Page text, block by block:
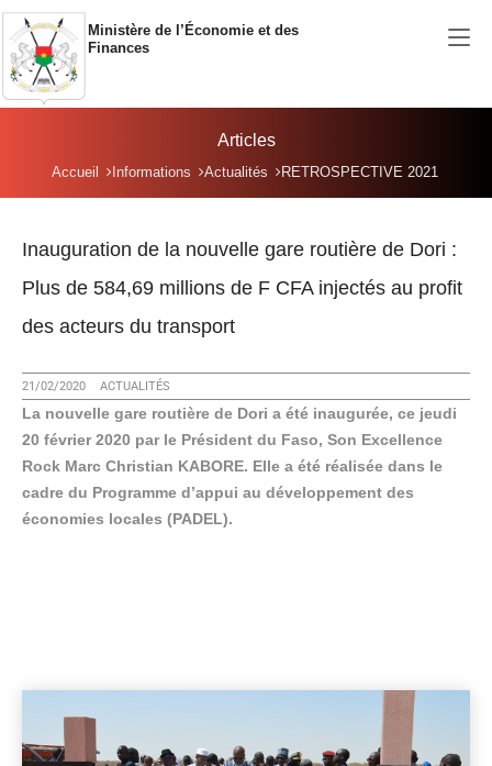
Aller au contenu principal
Ministère de l’Économie et des
Finances
Articles
Vous êtes ici:
Accueil Informations Actualités RETROSPECTIVE 2021
Inauguration de la nouvelle gare routière de Dori :
Plus de 584,69 millions de F CFA injectés au profit
des acteurs du transport
21/02/2020 ACTUALITÉS
La nouvelle gare routière de Dori a été inaugurée, ce jeudi
20 février 2020 par le Président du Faso, Son Excellence
Rock Marc Christian KABORE. Elle a été réalisée dans le
cadre du Programme d’appui au développement des
économies locales (PADEL).